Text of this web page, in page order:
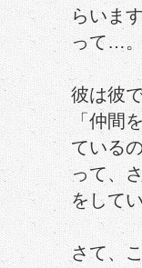
らいま
って…
彼は彼
「仲間
ている
って、
をして
さて、